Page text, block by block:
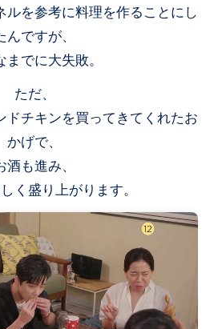
ルを参考に料理を作ることにし
んですが、
までに大失敗。
ただ、
ドチキンを買ってきてくれたお
かげで、
酒も進み、
く盛り上がります。